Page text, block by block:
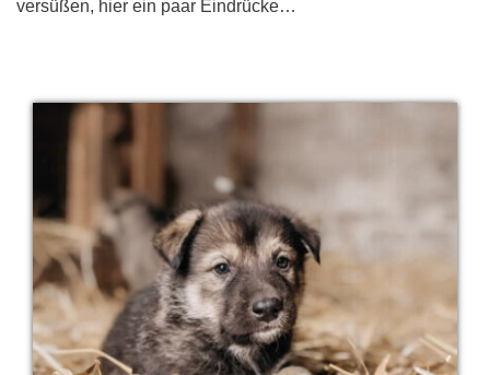
versüßen, hier ein paar Eindrücke…